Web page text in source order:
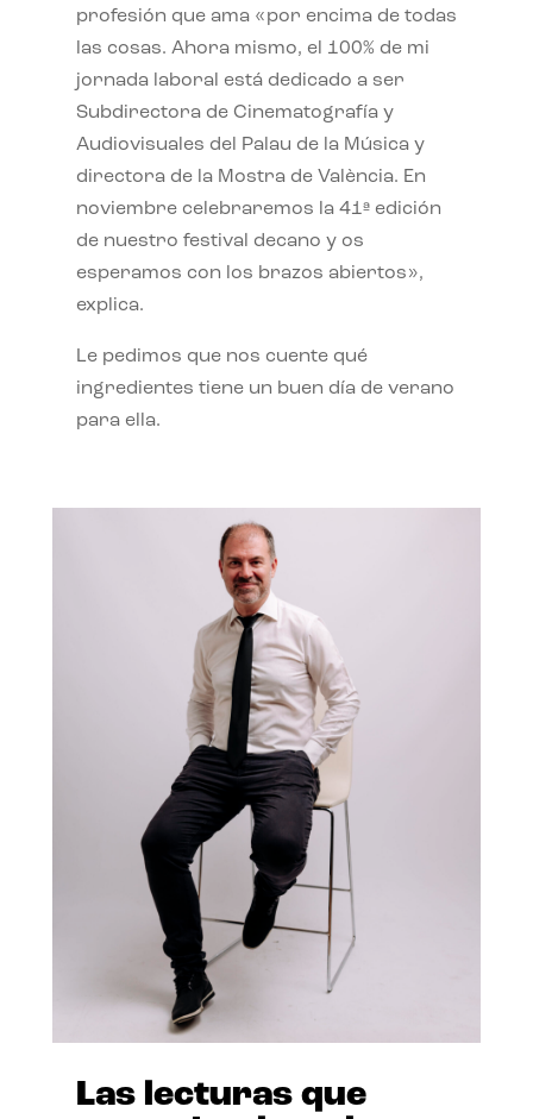
profesión que ama «por encima de todas
las cosas. Ahora mismo, el 100% de mi
jornada laboral está dedicado a ser
Subdirectora de Cinematografía y
Audiovisuales del Palau de la Música y
directora de la Mostra de València. En
noviembre celebraremos la 41ª edición
de nuestro festival decano y os
esperamos con los brazos abiertos»,
explica.
Le pedimos que nos cuente qué
ingredientes tiene un buen día de verano
para ella.
Las lecturas que